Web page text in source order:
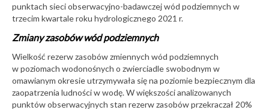
punktach sieci obserwacyjno-badawczej wód podziemnych w
trzecim kwartale roku hydrologicznego 2021 r.
Zmiany zasobów wód podziemnych
Wielkość rezerw zasobów zmiennych wód podziemnych
w poziomach wodonośnych o zwierciadle swobodnym w
omawianym okresie utrzymywała się na poziomie bezpiecznym dla
zaopatrzenia ludności w wodę. W większości analizowanych
punktów obserwacyjnych stan rezerw zasobów przekraczał 20%